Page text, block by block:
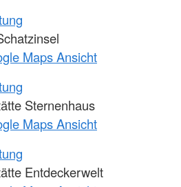
Maps Ansicht
Sternenhaus
Maps Ansicht
Entdeckerwelt